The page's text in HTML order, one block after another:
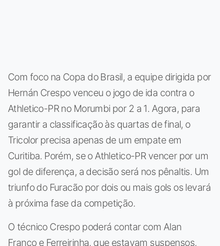
Com foco na Copa do Brasil, a equipe dirigida por
Hernán Crespo venceu o jogo de ida contra o
Athletico-PR no Morumbi por 2 a 1. Agora, para
garantir a classificação às quartas de final, o
Tricolor precisa apenas de um empate em
Curitiba. Porém, se o Athletico-PR vencer por um
gol de diferença, a decisão será nos pênaltis. Um
triunfo do Furacão por dois ou mais gols os levará
à próxima fase da competição.
O técnico Crespo poderá contar com Alan
Franco e Ferreirinha, que estavam suspensos,